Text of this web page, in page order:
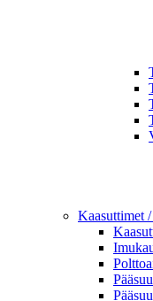
Kaasuttimet